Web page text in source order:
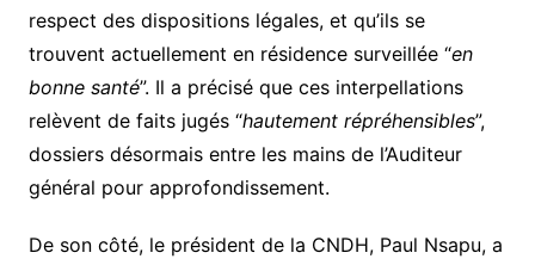
respect des dispositions légales, et qu’ils se
trouvent actuellement en résidence surveillée “en
bonne santé”. Il a précisé que ces interpellations
relèvent de faits jugés “hautement répréhensibles”,
dossiers désormais entre les mains de l’Auditeur
général pour approfondissement.
De son côté, le président de la CNDH, Paul Nsapu, a